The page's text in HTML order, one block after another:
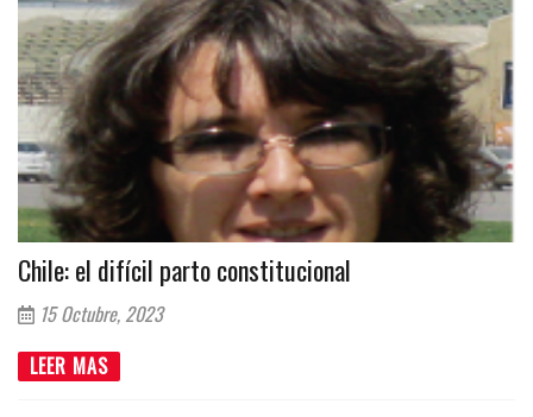
Chile: el difícil parto constitucional
15 Octubre, 2023
LEER MAS